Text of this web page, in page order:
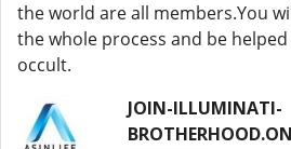
the world are all members.You
the whole process and be
occult.
JOIN-ILLUMINATI-